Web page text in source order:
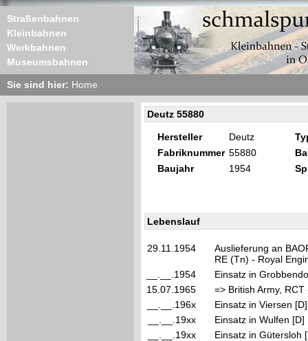
Straßenbahnen
Kleinbahnen
Werkbahnen
Museumsbahnen
Sie sind hier: Home
Deutz 55880
Hersteller Deutz
Fabriknummer 55880
Baujahr
1954
Lebenslauf
29.11.1954
Auslieferung an
RE (Tn) - Royal
__.__.1954
Einsatz in
15.07.1965
=> British Army,
__.__.196x
Einsatz in Viersen
__.__.19xx
Einsatz in Wulfen
__.__.19xx
Einsatz in Gütersloh